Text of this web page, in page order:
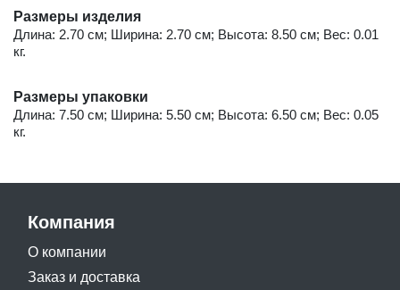
Размеры изделия
Длина: 2.70 см; Ширина: 2.70 см; Высота: 8.50 см; Вес: 0.01
кг.
Размеры упаковки
Длина: 7.50 см; Ширина: 5.50 см; Высота: 6.50 см; Вес: 0.05
кг.
Компания
О компании
Заказ и доставка